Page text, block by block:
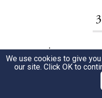
יִקְרָאוּ.שָׂרִים
מֵהֶם קוֹרֵא עַל
We use cookies to give
our site. Click OK to